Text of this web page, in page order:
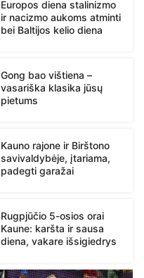
Europos diena stalinizmo
ir nacizmo aukoms atminti
bei Baltijos kelio diena
Gong bao vištiena –
vasariška klasika jūsų
pietums
Kauno rajone ir Birštono
savivaldybėje, įtariama,
padegti garažai
Rugpjūčio 5-osios orai
Kaune: karšta ir sausa
diena, vakare išsigiedrys